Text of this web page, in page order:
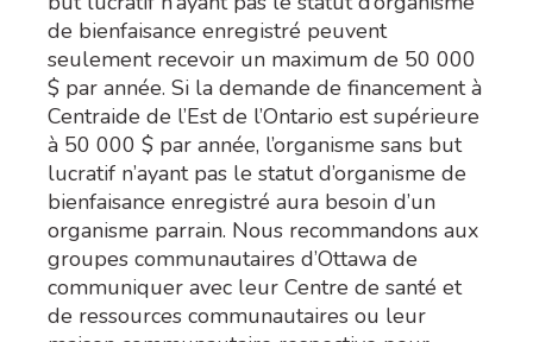
de bienfaisance enregistré peuvent
seulement recevoir un maximum de 50 000
$ par année. Si la demande de financement à
Centraide de l’Est de l’Ontario est supérieure
à 50 000 $ par année, l’organisme sans but
lucratif n’ayant pas le statut d’organisme de
bienfaisance enregistré aura besoin d’un
organisme parrain. Nous recommandons aux
groupes communautaires d’Ottawa de
communiquer avec leur Centre de santé et
de ressources communautaires ou leur